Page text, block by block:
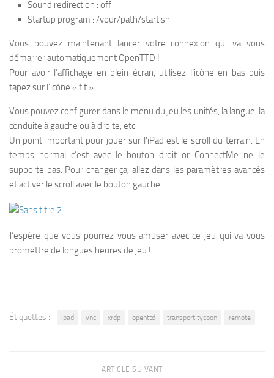
Sound redirection : off
Startup program : /your/path/start.sh
Vous pouvez maintenant lancer votre connexion qui va vous
démarrer automatiquement OpenTTD !
Pour avoir l’affichage en plein écran, utilisez l’icône en bas puis
tapez sur l’icône « fit ».
Vous pouvez configurer dans le menu du jeu les unités, la langue, la
conduite à gauche ou à droite, etc.
Un point important pour jouer sur l’iPad est le scroll du terrain. En
temps normal c’est avec le bouton droit or ConnectMe ne le
supporte pas. Pour changer ça, allez dans les paramètres avancés
et activer le scroll avec le bouton gauche
J’espère que vous pourrez vous amuser avec ce jeu qui va vous
promettre de longues heures de jeu !
Étiquettes : ipad vnc xrdp openttd transport tycoon remote
ARTICLE SUIVANT